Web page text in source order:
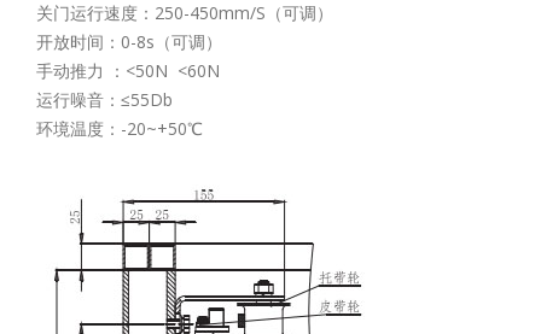
关门运行速度：250-450mm/S（可调）
开放时间：0-8s（可调）
手动推力 ：<50N <60N
运行噪音：≤55Db
环境温度：-20~+50℃